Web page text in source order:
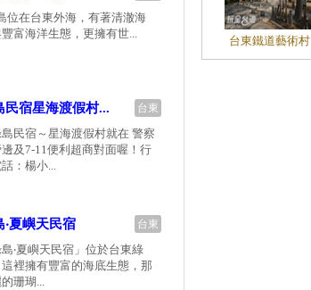
台東鐵道藝術村
位在台東外海，有著清澈海
富海洋生態，更擁有世...
台東
民宿星海渡假村...
島民宿～星海渡假村就在 警察
邊及7-11便利超商對面喔！行
：楊小...
台東
‧夏嶼天民宿
島‧夏嶼天民宿」位於台東綠
裡擁有豐富的海底生態，那
珊瑚...